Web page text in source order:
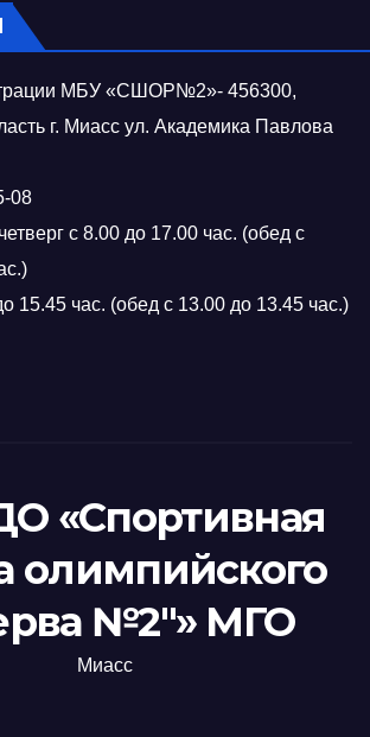
МБУ «СШОР№2»- 456300,
г. Миасс ул. Академика Павлова
08
с 8.00 до 17.00 час. (обед с
15.45 час. (обед с 13.00 до 13.45 час.)
«Спортивная
олимпийского
№2"» МГО
Миасс